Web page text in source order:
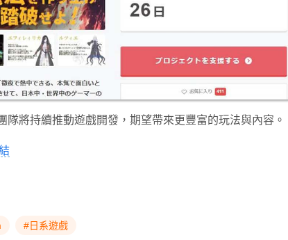
隊將持續推動遊戲開發，期望帶來更豐富的玩法與內容。
#日系遊戲